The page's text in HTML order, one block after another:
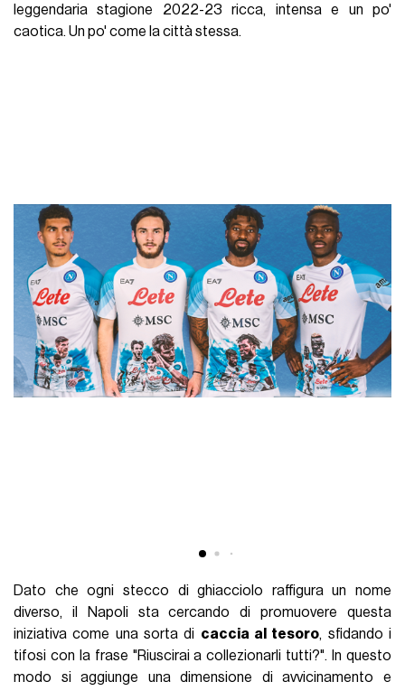
leggendaria stagione 2022-23 ricca, intensa e un po'
caotica. Un po' come la città stessa.
Dato che ogni stecco di ghiacciolo raffigura un nome
diverso, il Napoli sta cercando di promuovere questa
iniziativa come una sorta di caccia al tesoro, sfidando i
tifosi con la frase "Riuscirai a collezionarli tutti?". In questo
modo si aggiunge una dimensione di avvicinamento e